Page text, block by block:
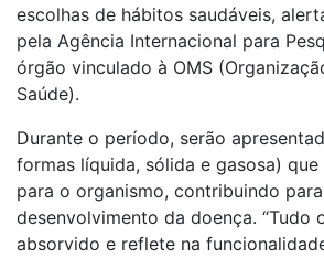
escolhas de hábitos saudáveis,
pela Agência Internacional para
órgão vinculado à OMS
Saúde).
Durante o período, serão
formas líquida, sólida e gasosa)
para o organismo, contribuindo
desenvolvimento da doença. “Tudo
absorvido e reflete na